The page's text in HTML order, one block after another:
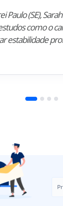
Paulo (SE),
como o
estabilidade